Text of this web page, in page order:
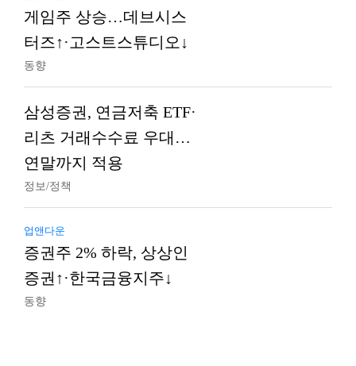
게임주 상승…데브시스
터즈↑·고스트스튜디오↓
동향
삼성증권, 연금저축 ETF·
리츠 거래수수료 우대…
연말까지 적용
정보/정책
업앤다운
증권주 2% 하락, 상상인
증권↑·한국금융지주↓
동향